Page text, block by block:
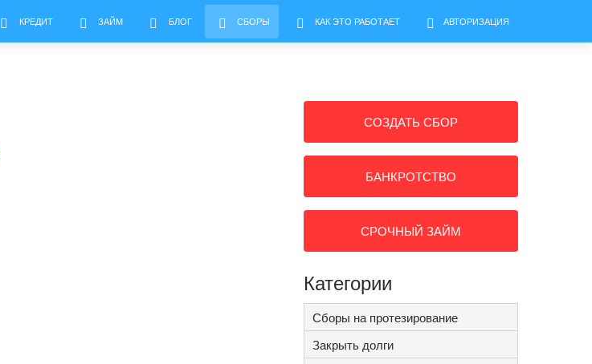
КРЕДИТ ЗАЙМ БЛОГ СБОРЫ КАК ЭТО РАБОТАЕТ АВТОРИЗАЦИЯ
СОЗДАТЬ СБОР
БАНКРОТСТВО
СРОЧНЫЙ ЗАЙМ
Категории
Сборы на протезирование
Закрыть долги